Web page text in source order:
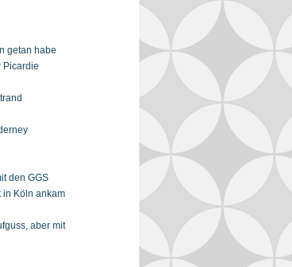
getan habe
Picardie
den GGS
in Köln ankam
aber mit